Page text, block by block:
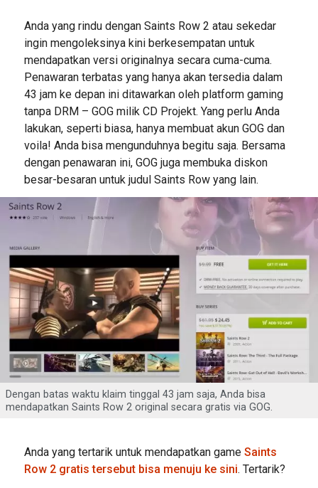
Anda yang rindu dengan Saints Row 2 atau sekedar
ingin mengoleksinya kini berkesempatan untuk
mendapatkan versi originalnya secara cuma-cuma.
Penawaran terbatas yang hanya akan tersedia dalam
43 jam ke depan ini ditawarkan oleh platform gaming
tanpa DRM – GOG milik CD Projekt. Yang perlu Anda
lakukan, seperti biasa, hanya membuat akun GOG dan
voila! Anda bisa mengunduhnya begitu saja. Bersama
dengan penawaran ini, GOG juga membuka diskon
besar-besaran untuk judul Saints Row yang lain.
Dengan batas waktu klaim tinggal 43 jam saja, Anda bisa
mendapatkan Saints Row 2 original secara gratis via GOG.
Anda yang tertarik untuk mendapatkan game Saints
Row 2 gratis tersebut bisa menuju ke sini. Tertarik?